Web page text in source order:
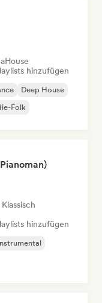
House
hinzufügen
Deep House
Folk
hinzufügen